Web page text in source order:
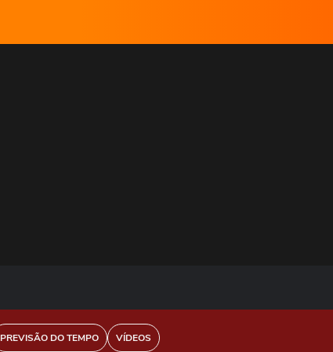
PREVISÃO DO TEMPO VÍDEOS